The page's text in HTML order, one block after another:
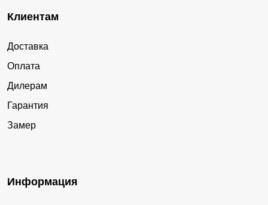
Клиентам
Доставка
Оплата
Дилерам
Гарантия
Замер
Информация